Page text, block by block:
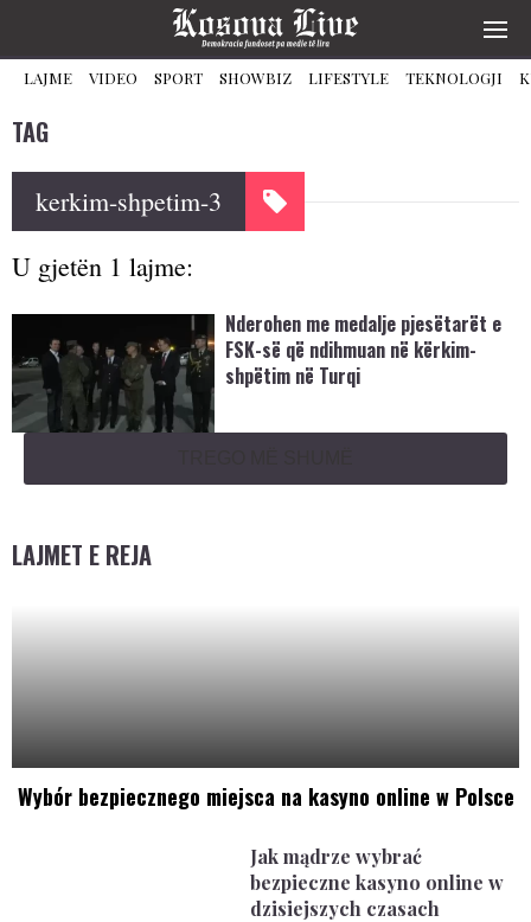
LAJME VIDEO SPORT SHOWBIZ LIFESTYLE TEKNOLOGJI
TAG
kerkim-shpetim-3
U gjetën 1 lajme:
Nderohen me medalje pjesëtarët e
FSK-së që ndihmuan në kërkim-
shpëtim në Turqi
LAJMET E REJA
Wybór bezpiecznego miejsca na kasyno online w Polsce
Jak mądrze wybrać
bezpieczne kasyno online w
dzisiejszych czasach